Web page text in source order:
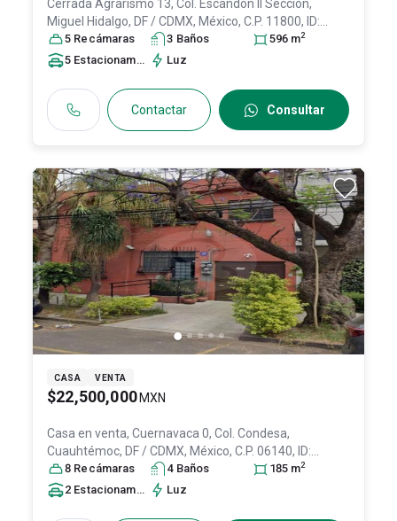
Cerrada Agrarismo 13, Col. Escandón II Sección,
Miguel Hidalgo, DF / CDMX, México, C.P. 11800, ID:
30941320
5 Recámaras 3 Baños 596 m2
5 Estacionamiento sLuz
Contactar Consultar
CASA VENTA
$22,500,000 MXN
Casa en venta, Cuernavaca 0, Col. Condesa,
Cuauhtémoc, DF / CDMX, México, C.P. 06140, ID:
30940262
8 Recámaras 4 Baños 185 m2
2 Estacionamiento sLuz